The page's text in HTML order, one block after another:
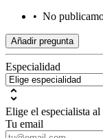
• No
Añadir pregunta
Especialidad
Elige el especialista
Tu email